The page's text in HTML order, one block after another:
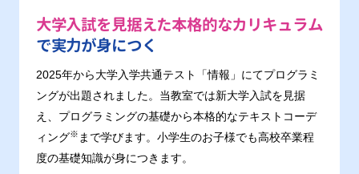
大学入試を見据えた本格的なカリキュラム
で実力が身につく
2025年から大学入学共通テスト「情報」にてプログラミ
ングが出題されました。当教室では新大学入試を見据
え、プログラミングの基礎から本格的なテキストコーデ
ィング※ まで学びます。小学生のお子様でも高校卒業程
度の基礎知識が身につきます。